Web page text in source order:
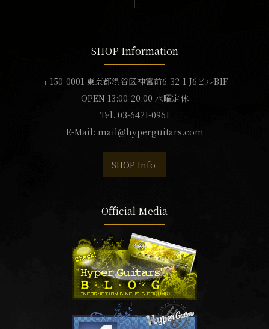
SHOP Information
〒150-0001 東京都渋谷区神宮前6-32-1 J6ビルB1F
OPEN 13:00-20:00 水曜定休
Tel. 03-6421-0961
E-Mail: mail@hyperguitars.com
SHOP Info.
Official Media